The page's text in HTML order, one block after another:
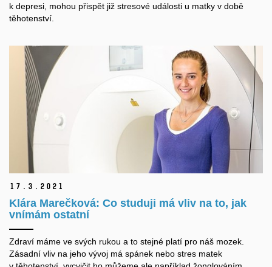
k depresi, mohou přispět již stresové události u matky v době
těhotenství.
17. 3. 2021
Klára Marečková: Co studuji má vliv na to, jak
vnímám ostatní
Zdraví máme ve svých rukou a to stejné platí pro náš mozek.
Zásadní vliv na jeho vývoj má spánek nebo stres matek